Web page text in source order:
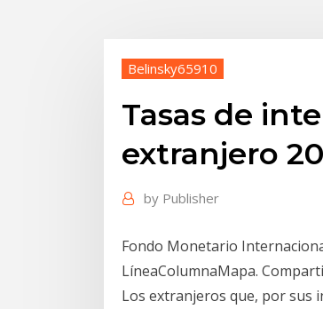
Belinsky65910
Tasas de
extranjero
by Publisher
Fondo Monetario
LíneaColumnaMapa.
Los extranjeros que, por sus